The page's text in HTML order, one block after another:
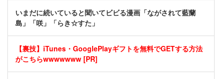
いまだに続いていると聞いてビビる漫画「ながされて藍蘭
島」「咲」「らき☆すた」
【裏技】iTunes・GooglePlayギフトを無料でGETする方法
がこちらwwwwwww [PR]